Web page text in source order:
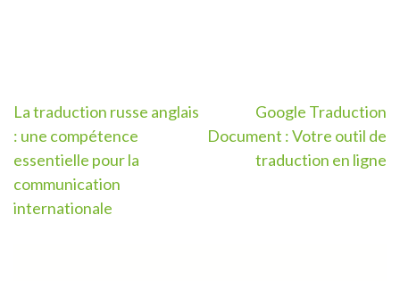
Navigation
de
l’article
La traduction russe anglais
: une compétence
essentielle pour la
communication
internationale
Google Traduction
Document : Votre outil de
traduction en ligne